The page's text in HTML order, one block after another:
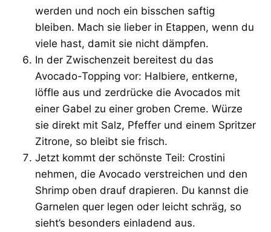
werden und noch ein bisschen saftig
bleiben. Mach sie lieber in Etappen, wenn du
viele hast, damit sie nicht dämpfen.
In der Zwischenzeit bereitest du das
Avocado-Topping vor: Halbiere, entkerne,
löffle aus und zerdrücke die Avocados mit
einer Gabel zu einer groben Creme. Würze
sie direkt mit Salz, Pfeffer und einem Spritzer
Zitrone, so bleibt sie frisch.
Jetzt kommt der schönste Teil: Crostini
nehmen, die Avocado verstreichen und den
Shrimp oben drauf drapieren. Du kannst die
Garnelen quer legen oder leicht schräg, so
sieht’s besonders einladend aus.